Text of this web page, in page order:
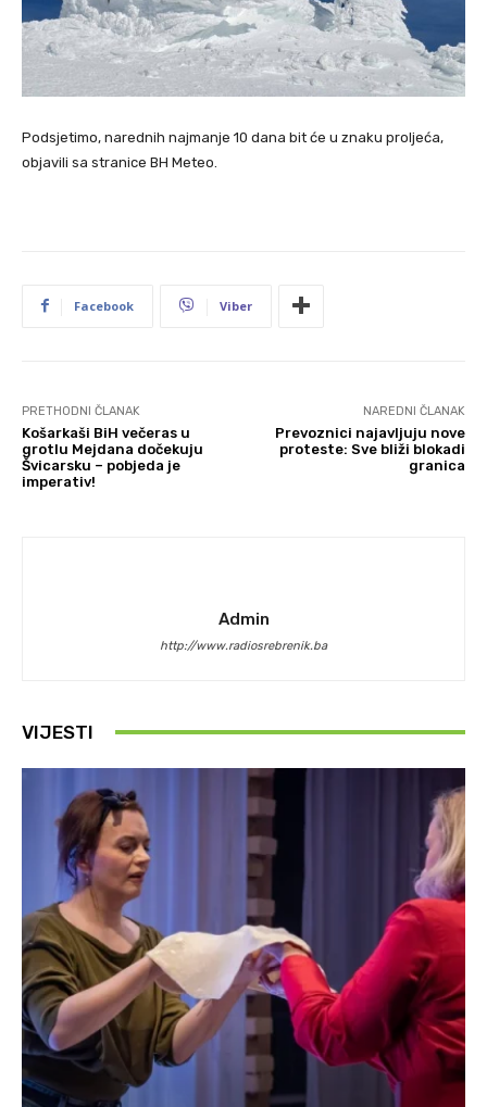
Podsjetimo, narednih najmanje 10 dana bit će u znaku proljeća,
objavili sa stranice BH Meteo.
Facebook Viber
PRETHODNI ČLANAK
Košarkaši BiH večeras u
grotlu Mejdana dočekuju
Švicarsku – pobjeda je
imperativ!
NAREDNI ČLANAK
Prevoznici najavljuju nove
proteste: Sve bliži blokadi
granica
Admin
http://www.radiosrebrenik.ba
VIJESTI